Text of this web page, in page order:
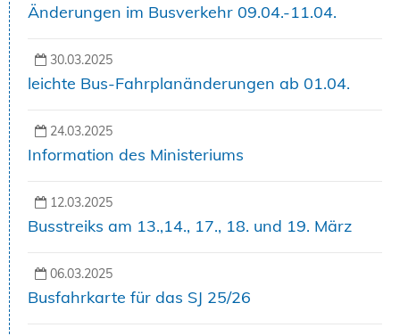
Änderungen im Busverkehr 09.04.-11.04.
30.03.2025
leichte Bus-Fahrplanänderungen ab 01.04.
24.03.2025
Information des Ministeriums
12.03.2025
Busstreiks am 13.,14., 17., 18. und 19. März
06.03.2025
Busfahrkarte für das SJ 25/26